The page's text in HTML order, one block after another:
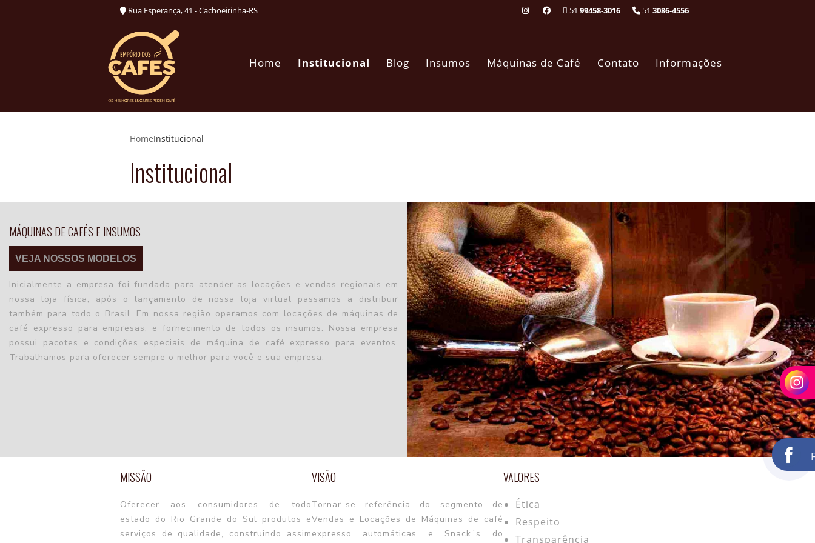
Rua Esperança, 41 - Cachoeirinha-RS 51 3086-4556
51 99458-3016
Home Institucional Blog Insumos Máquinas de Café Contato Informações
HomeInstitucional
Institucional
MÁQUINAS DE CAFÉS E INSUMOS
VEJA NOSSOS MODELOS
Inicialmente a empresa foi fundada para atender as locações e vendas regionais em
nossa loja física, após o lançamento de nossa loja virtual passamos a distribuir
também para todo o Brasil. Em nossa região operamos com locações de máquinas de
café expresso para empresas, e fornecimento de todos os insumos. Nossa empresa
possui pacotes e condições especiais de máquina de café expresso para eventos.
Trabalhamos para oferecer sempre o melhor para você e sua empresa.
MISSÃO
Oferecer aos consumidores de todo
estado do Rio Grande do Sul produtos e
serviços de qualidade, construindo assim
VISÃO
Tornar-se referência do segmento de
Vendas e Locações de Máquinas de café
expresso automáticas e Snack´s do
VALORES
Ética
Respeito
Transparência